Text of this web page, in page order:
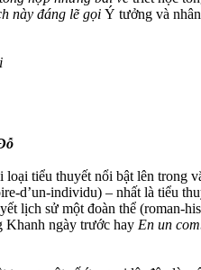
này đáng lẽ gọi Ý tưởng và
loại tiểu thuyết nổi bật lên trong
d’un-individu) – nhất là tiểu
lịch sử một đoàn thể (roman-
Khanh ngày trước hay En un